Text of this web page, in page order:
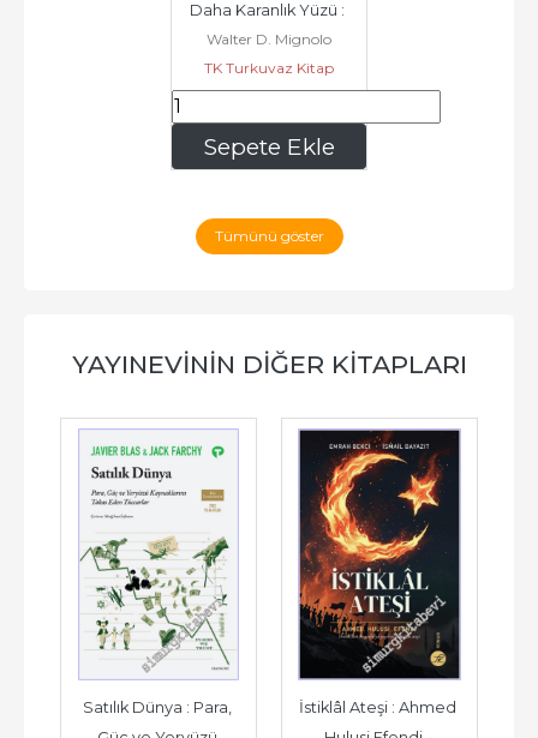
Sepete Ekle
Daha Karanlık Yüzü :
Küresel Gelecek
Tahayyülleri ve...
Walter D. Mignolo
TK Turkuvaz Kitap
455,00
Tümünü göster
YAYINEVININ DIĞER KITAPLARI
Satılık Dünya : Para,
İstiklâl Ateşi : Ahmed